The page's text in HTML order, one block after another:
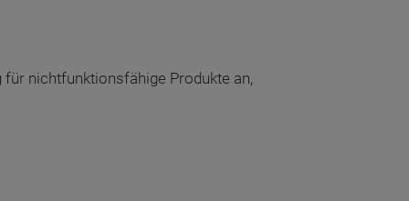
nichtfunktionsfähige Produkte an,